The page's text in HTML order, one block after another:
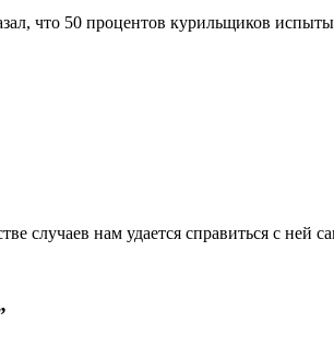
что 50 процентов курильщиков
случаев нам удается справиться с ней